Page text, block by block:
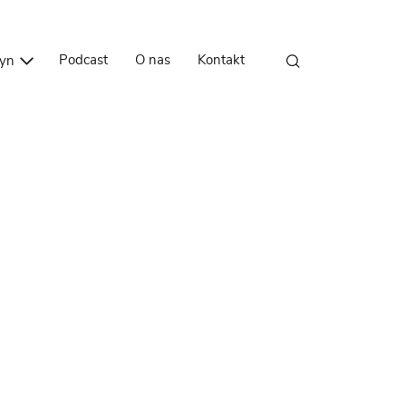
Podcast O nas Kontakt
Przejdź do treści